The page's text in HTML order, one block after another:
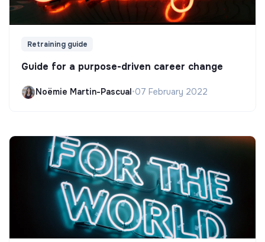
Retraining guide
Guide for a purpose-driven career change
Noëmie Martin-Pascual•07 February 2022